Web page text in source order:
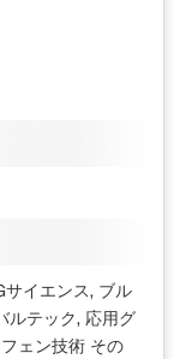
サイエンス, ブル
ルテック, 応用グ
ェン技術 その